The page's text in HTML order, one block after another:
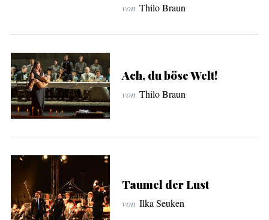
von Thilo Braun
Ach, du böse Welt!
von Thilo Braun
Taumel der Lust
von Ilka Seuken